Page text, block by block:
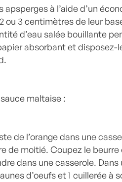
apsperges à l’aide d’un
ou 3 centimètres de leur
d’eau salée bouillante
absorbant et
maltaise :
de l’orange dans une
de moitié. Coupez le
dans une casserole.
d’oeufs et 1 cuillerée à